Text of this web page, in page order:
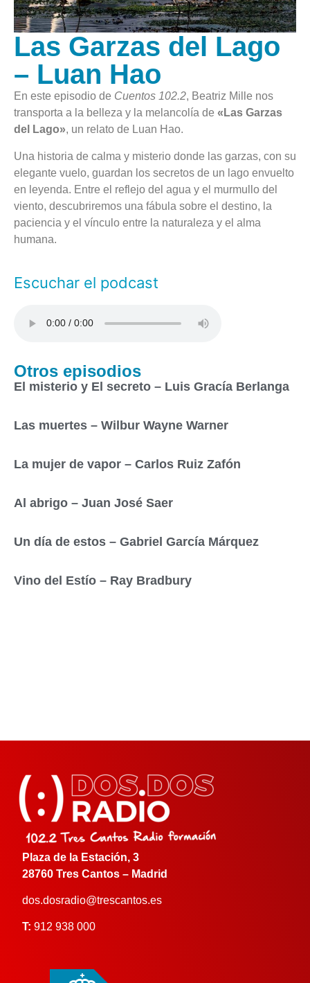
Las Garzas del Lago
– Luan Hao
En este episodio de Cuentos 102.2, Beatriz Mille nos
transporta a la belleza y la melancolía de «Las Garzas
del Lago», un relato de Luan Hao.
Una historia de calma y misterio donde las garzas, con su
elegante vuelo, guardan los secretos de un lago envuelto
en leyenda. Entre el reflejo del agua y el murmullo del
viento, descubriremos una fábula sobre el destino, la
paciencia y el vínculo entre la naturaleza y el alma
humana.
Escuchar el podcast
Otros episodios
El misterio y El secreto – Luis Gracía Berlanga
Las muertes – Wilbur Wayne Warner
La mujer de vapor – Carlos Ruiz Zafón
Al abrigo – Juan José Saer
Un día de estos – Gabriel García Márquez
Vino del Estío – Ray Bradbury
Plaza de la Estación, 3
28760 Tres Cantos – Madrid
dos.dosradio@trescantos.es
T: 912 938 000